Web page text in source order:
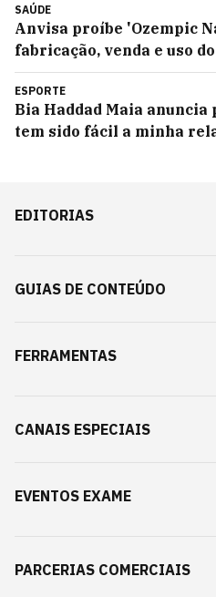
SAÚDE
Anvisa proíbe 'Ozempic
fabricação, venda e uso
ESPORTE
Bia Haddad Maia
tem sido fácil a minha
EDITORIAS
GUIAS DE CONTEÚDO
FERRAMENTAS
CANAIS ESPECIAIS
EVENTOS EXAME
PARCERIAS COMERCIAIS